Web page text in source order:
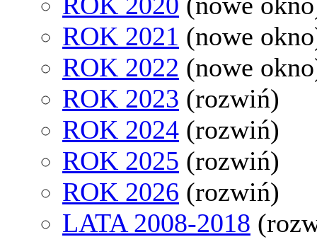
ROK 2021 (nowe
ROK 2022 (nowe
ROK 2023 (rozwiń)
ROK 2024 (rozwiń)
ROK 2025 (rozwiń)
ROK 2026 (rozwiń)
LATA 2008-2018